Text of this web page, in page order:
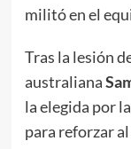
militó en el
Tras la lesión
australiana
la elegida por
para reforzar